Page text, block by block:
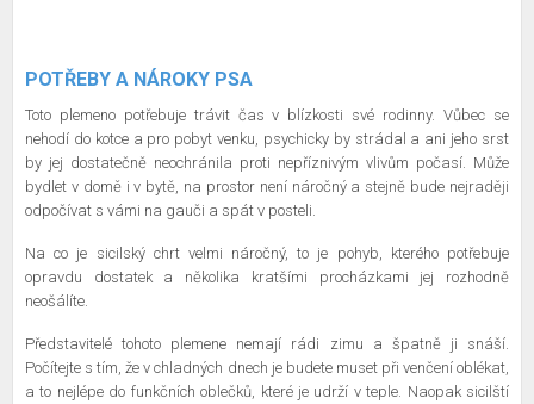
POTŘEBY A NÁROKY PSA
Toto plemeno potřebuje trávit čas v blízkosti své rodinny. Vůbec se
nehodí do kotce a pro pobyt venku, psychicky by strádal a ani jeho srst
by jej dostatečně neochránila proti nepříznivým vlivům počasí. Může
bydlet v domě i v bytě, na prostor není náročný a stejně bude nejraději
odpočívat s vámi na gauči a spát v posteli.
Na co je sicilský chrt velmi náročný, to je pohyb, kterého potřebuje
opravdu dostatek a několika kratšími procházkami jej rozhodně
neošálíte.
Představitelé tohoto plemene nemají rádi zimu a špatně ji snáší.
Počítejte s tím, že v chladných dnech je budete muset při venčení oblékat,
a to nejlépe do funkčních oblečků, které je udrží v teple. Naopak sicilští